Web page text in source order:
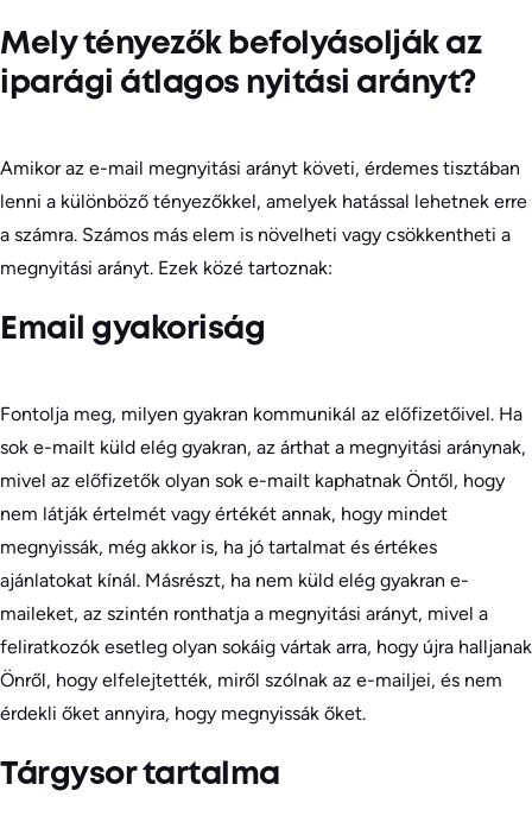
Mely tényezők befolyásolják az
iparági átlagos nyitási arányt?
Amikor az e-mail megnyitási arányt követi, érdemes tisztában
lenni a különböző tényezőkkel, amelyek hatással lehetnek erre
a számra. Számos más elem is növelheti vagy csökkentheti a
megnyitási arányt. Ezek közé tartoznak:
Email gyakoriság
Fontolja meg, milyen gyakran kommunikál az előfizetőivel. Ha
sok e-mailt küld elég gyakran, az árthat a megnyitási aránynak,
mivel az előfizetők olyan sok e-mailt kaphatnak Öntől, hogy
nem látják értelmét vagy értékét annak, hogy mindet
megnyissák, még akkor is, ha jó tartalmat és értékes
ajánlatokat kínál. Másrészt, ha nem küld elég gyakran e-
maileket, az szintén ronthatja a megnyitási arányt, mivel a
feliratkozók esetleg olyan sokáig vártak arra, hogy újra halljanak
Önről, hogy elfelejtették, miről szólnak az e-mailjei, és nem
érdekli őket annyira, hogy megnyissák őket.
Tárgysor tartalma